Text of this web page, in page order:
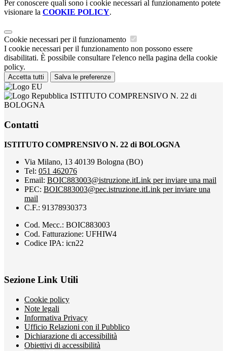
Per conoscere quali sono i cookie necessari al funzionamento potete
visionare la COOKIE POLICY.
Cookie necessari per il funzionamento
I cookie necessari per il funzionamento non possono essere
disabilitati. È possibile consultare l'elenco nella pagina della cookie
policy.
Accetta tutti Salva le preferenze
ISTITUTO COMPRENSIVO N. 22 di
BOLOGNA
Contatti
ISTITUTO COMPRENSIVO N. 22 di BOLOGNA
Via Milano, 13 40139 Bologna (BO)
Tel: 051 462076
Email: BOIC883003@istruzione.itLink per inviare una mail
PEC: BOIC883003@pec.istruzione.itLink per inviare una
mail
C.F.: 91378930373
Cod. Mecc.: BOIC883003
Cod. Fatturazione: UFHIW4
Codice IPA: icn22
Sezione Link Utili
Cookie policy
Note legali
Informativa Privacy
Ufficio Relazioni con il Pubblico
Dichiarazione di accessibilità
Obiettivi di accessibilità